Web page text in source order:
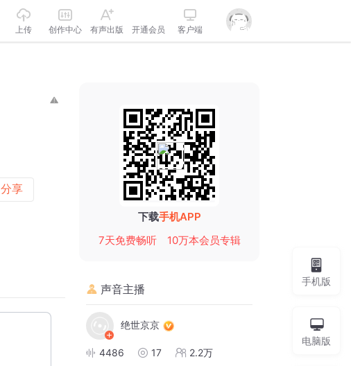
上传 创作中心 有声出版 开通会员 客户端
分享
下载手机APP
7天免费畅听
10万本会员专辑
声音主播
绝世京京
4486 17 2.2万
手机版
电脑版